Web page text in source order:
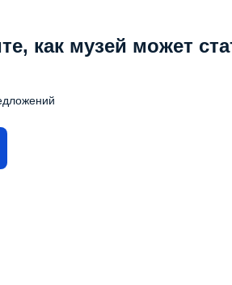
как музей может